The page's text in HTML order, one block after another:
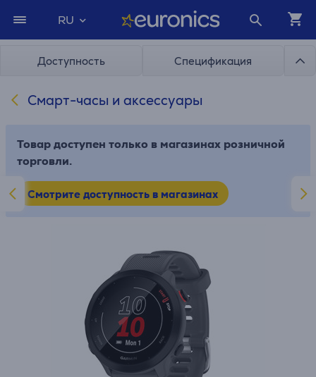
RU
Доступность Спецификация
Cмарт-часы и аксессуары
Товар доступен только в магазинах розничной
торговли.
Смотрите доступность в магазинах